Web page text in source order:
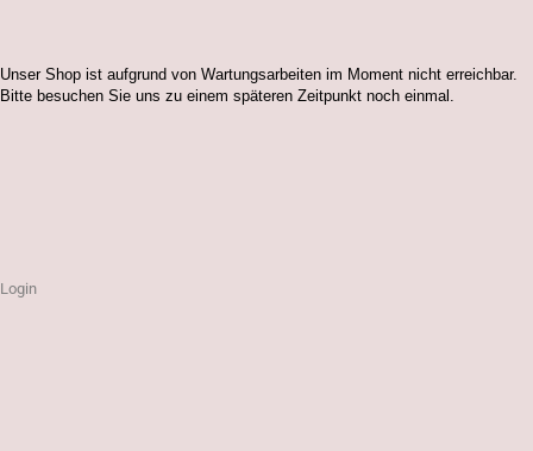
Unser Shop ist aufgrund von Wartungsarbeiten im Moment nicht erreichbar.
Bitte besuchen Sie uns zu einem späteren Zeitpunkt noch einmal.
Login